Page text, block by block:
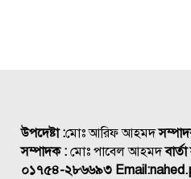
উপদেষ্টা :মোঃ আরিফ আহমদ
সম্পাদক : মোঃ পাবেল আহমদ
০১৭৫৪-২৮৬৬৯৩ Email: